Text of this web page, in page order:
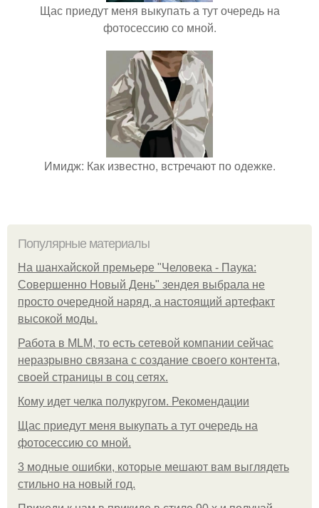
Щас приедут меня выкупать а тут очередь на
фотосессию со мной.
Имидж: Как известно, встречают по одежке.
Популярные материалы
На шанхайской премьере "Человека - Паука:
Совершенно Новый День" зендея выбрала не
просто очередной наряд, а настоящий артефакт
высокой моды.
Работа в MLM, то есть сетевой компании сейчас
неразрывно связана с создание своего контента,
своей страницы в соц сетях.
Кому идет челка полукругом. Рекомендации
Щас приедут меня выкупать а тут очередь на
фотосессию со мной.
3 модные ошибки, которые мешают вам выглядеть
стильно на новый год.